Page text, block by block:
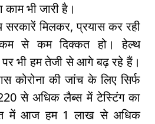
भी जारी है।
मिलकर, प्रयास कर रही
से कम दिक्कत हो। हेल्थ
पर भी हम तेजी से आगे बढ़ रहे हैं।
कोरोना की जांच के लिए सिर्फ
से अधिक लैब्स में टेस्टिंग का
में आज हम 1 लाख से अधिक